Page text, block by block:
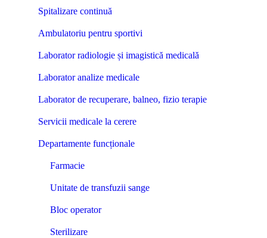
Spitalizare continuă
Ambulatoriu pentru sportivi
Laborator radiologie și imagistică medicală
Laborator analize medicale
Laborator de recuperare, balneo, fizio terapie
Servicii medicale la cerere
Departamente funcționale
Farmacie
Unitate de transfuzii sange
Bloc operator
Sterilizare